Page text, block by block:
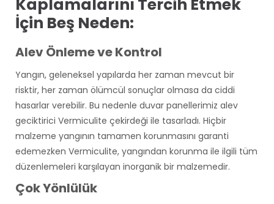
Kaplamalarını Tercih Etmek
İçin Beş Neden:
Alev Önleme ve Kontrol
Yangın, geleneksel yapılarda her zaman mevcut bir
risktir, her zaman ölümcül sonuçlar olmasa da ciddi
hasarlar verebilir. Bu nedenle duvar panellerimiz alev
geciktirici Vermiculite çekirdeği ile tasarladı. Hiçbir
malzeme yangının tamamen korunmasını garanti
edemezken Vermiculite, yangından korunma ile ilgili tüm
düzenlemeleri karşılayan inorganik bir malzemedir.
Çok Yönlülük